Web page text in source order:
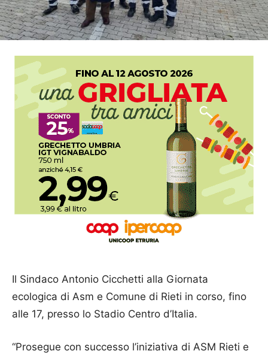
Il Sindaco Antonio Cicchetti alla Giornata
ecologica di Asm e Comune di Rieti in corso, fino
alle 17, presso lo Stadio Centro d’Italia.
“Prosegue con successo l’iniziativa di ASM Rieti e